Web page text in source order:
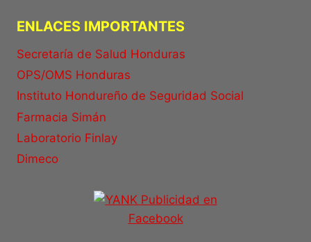
ENLACES IMPORTANTES
Secretaría de Salud Honduras
OPS/OMS Honduras
Instituto Hondureño de Seguridad Social
Farmacia Simán
Laboratorio Finlay
Dimeco